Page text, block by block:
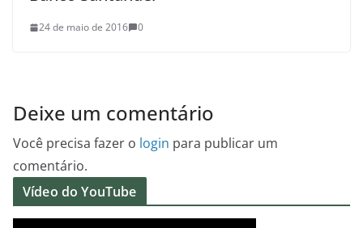
24 de maio de 2016 0
Deixe um comentário
Você precisa fazer o login para publicar um
comentário.
Vídeo do YouTube